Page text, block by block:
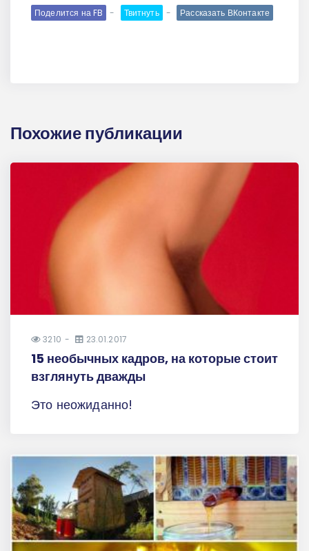
Поделится на FB Твитнуть Рассказать ВКонтакте
Похожие публикации
3210 23.01.2017
15 необычных кадров, на которые стоит
взглянуть дважды
Это неожиданно!